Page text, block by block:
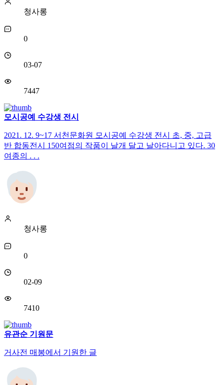
청사롱
0
03-07
7447
모시공예 수강생 전시
2021. 12. 9~17 서천문화원 모시공예 수강생 전시 초, 중, 고급
반 합동전시 150여점의 작품이 날개 달고 날아다니고 있다. 30
여종의 . . .
청사롱
0
02-09
7410
유관순 기원문
거사전 매봉에서 기원한 글